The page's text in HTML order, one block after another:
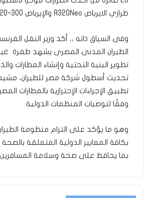
طرازي الايرباص A320Neo والإيرباص A220-300
وفى السياق ذاته ،، أكد وزير النقل
الطيران المدنى المصرى يشهد طفرة
تطوير البنية التحتية وإنشاء المطارات
تحديث أسطول شركة مصر للطيران،
تطبيق الإجراءات الإحترازية بالمطارات
وفقًا لتوصيات المنظمات الدولية.
وهو ما يؤكد على التزام منظومة
بكافة المعايير الدولية المتعلقة بالصحة
بما يحافظ على صحة وسلامة المسافرين